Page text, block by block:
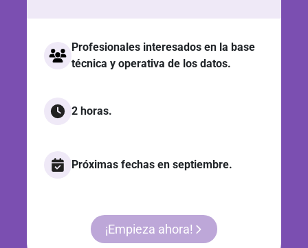
Profesionales interesados en la base
técnica y operativa de los datos.
2 horas.
Próximas fechas en septiembre.
¡Empieza ahora!